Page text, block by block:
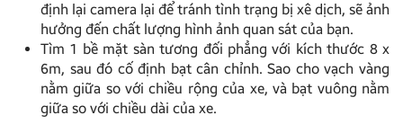
định lại camera lại để tránh tình trạng bị xê dịch, sẽ ảnh
hưởng đến chất lượng hình ảnh quan sát của bạn.
Tìm 1 bề mặt sàn tương đối phẳng với kích thước 8 x
6m, sau đó cố định bạt cân chỉnh. Sao cho vạch vàng
nằm giữa so với chiều rộng của xe, và bạt vuông nằm
giữa so với chiều dài của xe.